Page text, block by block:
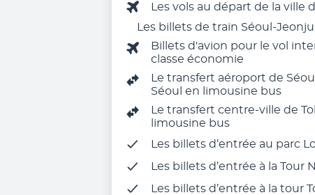
Les vols au départ de la ville
Les billets de train Séoul-
Billets d'avion pour le vol
classe économie
Le transfert aéroport de
Séoul en limousine bus
Le transfert centre-ville de
limousine bus
Les billets d’entrée au parc
Les billets d’entrée à la Tour
Les billets d’entrée à la tour